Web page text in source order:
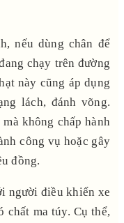
nếu dùng chân để
chạy trên đường
này cũng áp dụng
lách, đánh võng.
không chấp hành
công vụ hoặc gây
đồng.
người điều khiển xe
chất ma túy. Cụ thể,